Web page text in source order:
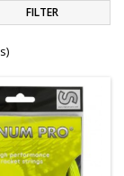
FILTER